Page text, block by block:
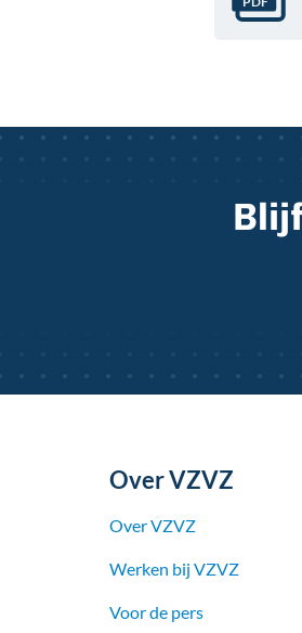
Over VZVZ
Over VZVZ
Werken bij VZVZ
Voor de pers